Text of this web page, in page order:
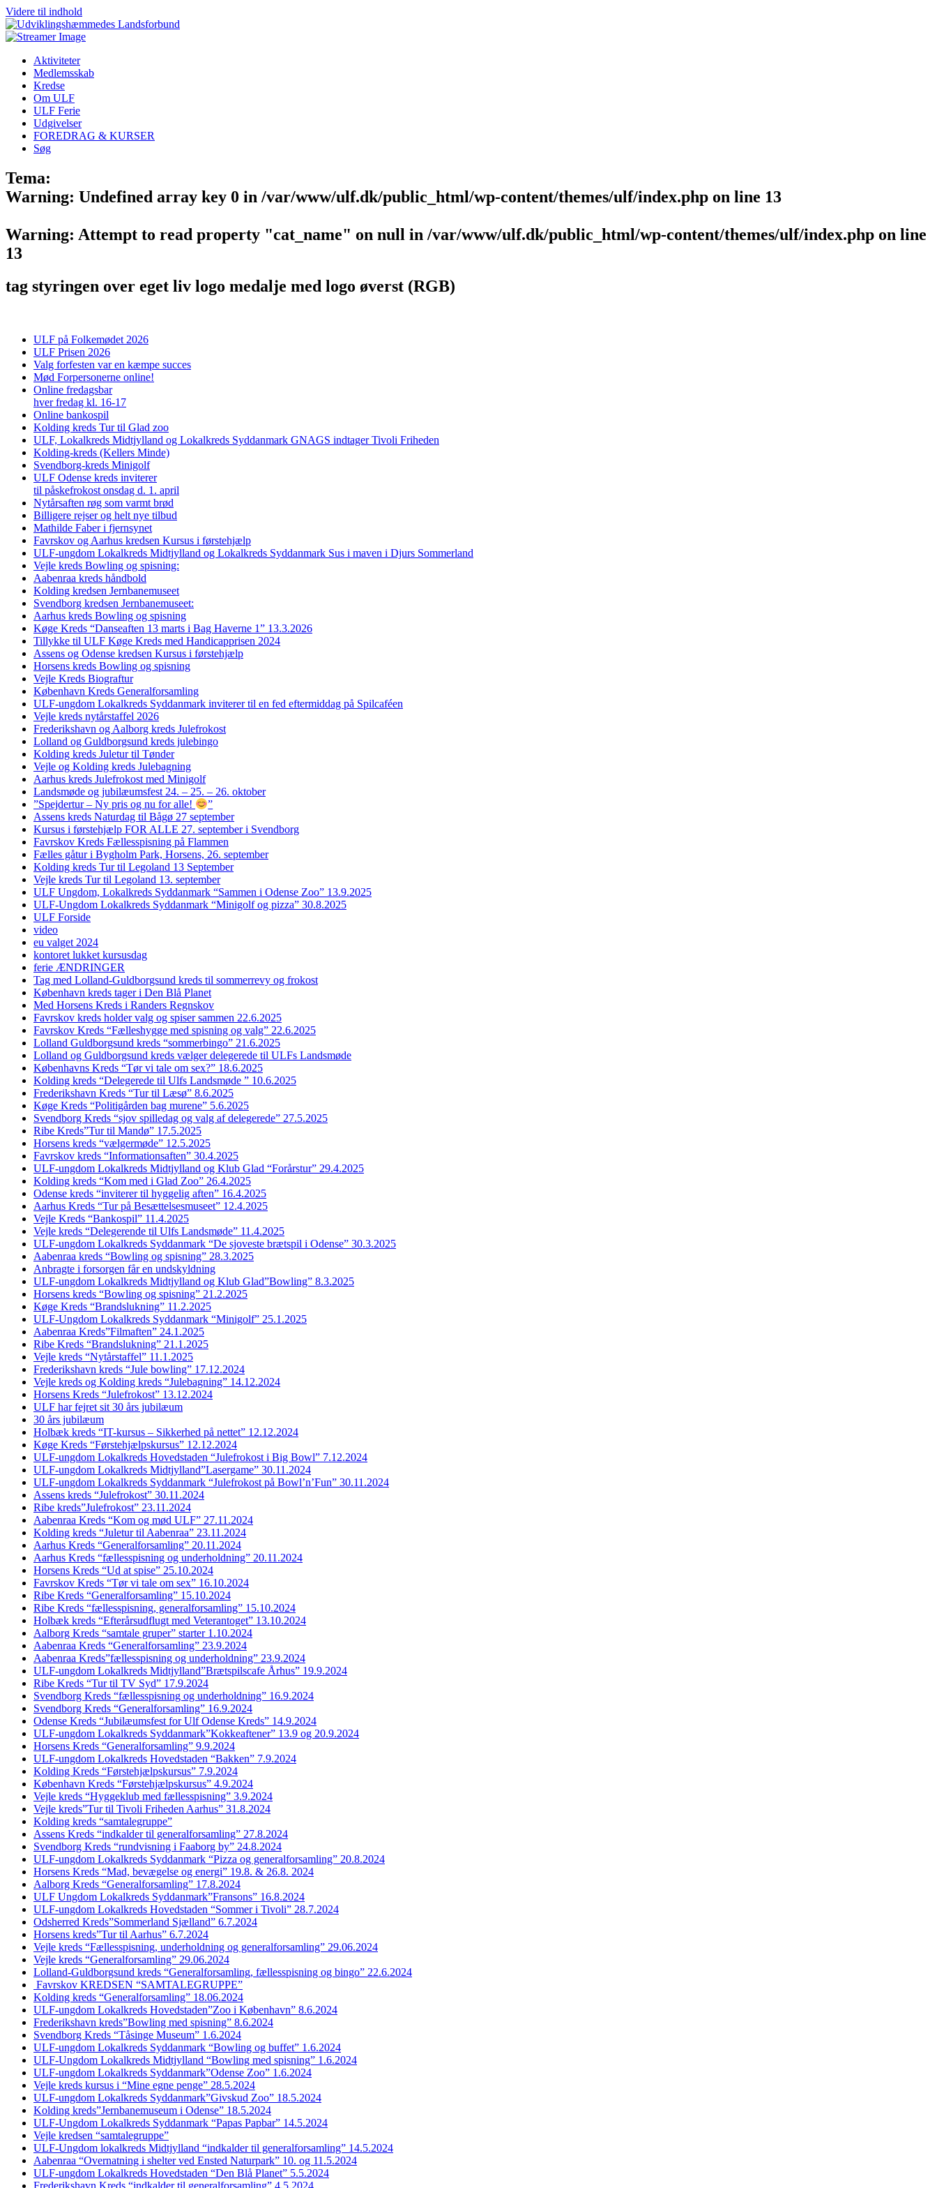
Videre til indhold
Aktiviteter
Medlemsskab
Kredse
Om ULF
ULF Ferie
Udgivelser
FOREDRAG & KURSER
Søg
Tema:
Warning: Undefined array key 0 in /var/www/ulf.dk/public_html/wp-content/themes/ulf/index.php on line 13
Warning: Attempt to read property "cat_name" on null in /var/www/ulf.dk/public_html/wp-content/themes/ulf/index.php on line
13
tag styringen over eget liv logo medalje med logo øverst (RGB)
ULF på Folkemødet 2026
ULF Prisen 2026
Valg forfesten var en kæmpe succes
Mød Forpersonerne online!
Online fredagsbar
hver fredag kl. 16-17
Online bankospil
Kolding kreds Tur til Glad zoo
ULF, Lokalkreds Midtjylland og Lokalkreds Syddanmark GNAGS indtager Tivoli Friheden
Kolding-kreds (Kellers Minde)
Svendborg-kreds Minigolf
ULF Odense kreds inviterer
til påskefrokost onsdag d. 1. april
Nytårsaften røg som varmt brød
Billigere rejser og helt nye tilbud
Mathilde Faber i fjernsynet
Favrskov og Aarhus kredsen Kursus i førstehjælp
ULF-ungdom Lokalkreds Midtjylland og Lokalkreds Syddanmark Sus i maven i Djurs Sommerland
Vejle kreds Bowling og spisning:
Aabenraa kreds håndbold
Kolding kredsen Jernbanemuseet
Svendborg kredsen Jernbanemuseet:
Aarhus kreds Bowling og spisning
Køge Kreds “Danseaften 13 marts i Bag Haverne 1” 13.3.2026
Tillykke til ULF Køge Kreds med Handicapprisen 2024
Assens og Odense kredsen Kursus i førstehjælp
Horsens kreds Bowling og spisning
Vejle Kreds Biograftur
København Kreds Generalforsamling
ULF-ungdom Lokalkreds Syddanmark inviterer til en fed eftermiddag på Spilcaféen
Vejle kreds nytårstaffel 2026
Frederikshavn og Aalborg kreds Julefrokost
Lolland og Guldborgsund kreds julebingo
Kolding kreds Juletur til Tønder
Vejle og Kolding kreds Julebagning
Aarhus kreds Julefrokost med Minigolf
Landsmøde og jubilæumsfest 24. – 25. – 26. oktober
”Spejdertur – Ny pris og nu for alle!
”
Assens kreds Naturdag til Bågø 27 september
Kursus i førstehjælp FOR ALLE 27. september i Svendborg
Favrskov Kreds Fællesspisning på Flammen
Fælles gåtur i Bygholm Park, Horsens, 26. september
Kolding kreds Tur til Legoland 13 September
Vejle kreds Tur til Legoland 13. september
ULF Ungdom, Lokalkreds Syddanmark “Sammen i Odense Zoo” 13.9.2025
ULF-Ungdom Lokalkreds Syddanmark “Minigolf og pizza” 30.8.2025
ULF Forside
video
eu valget 2024
kontoret lukket kursusdag
ferie ÆNDRINGER
Tag med Lolland-Guldborgsund kreds til sommerrevy og frokost
København kreds tager i Den Blå Planet
Med Horsens Kreds i Randers Regnskov
Favrskov kreds holder valg og spiser sammen 22.6.2025
Favrskov Kreds “Fælleshygge med spisning og valg” 22.6.2025
Lolland Guldborgsund kreds “sommerbingo” 21.6.2025
Lolland og Guldborgsund kreds vælger delegerede til ULFs Landsmøde
Københavns Kreds “Tør vi tale om sex?” 18.6.2025
Kolding kreds “Delegerede til Ulfs Landsmøde ” 10.6.2025
Frederikshavn Kreds “Tur til Læsø” 8.6.2025
Køge Kreds “Politigården bag murene” 5.6.2025
Svendborg Kreds “sjov spilledag og valg af delegerede” 27.5.2025
Ribe Kreds”Tur til Mandø” 17.5.2025
Horsens kreds “vælgermøde” 12.5.2025
Favrskov kreds “Informationsaften” 30.4.2025
ULF-ungdom Lokalkreds Midtjylland og Klub Glad “Forårstur” 29.4.2025
Kolding kreds “Kom med i Glad Zoo” 26.4.2025
Odense kreds “inviterer til hyggelig aften” 16.4.2025
Aarhus Kreds “Tur på Besættelsesmuseet” 12.4.2025
Vejle Kreds “Bankospil” 11.4.2025
Vejle kreds “Delegerende til Ulfs Landsmøde” 11.4.2025
ULF-ungdom Lokalkreds Syddanmark “De sjoveste brætspil i Odense” 30.3.2025
Aabenraa kreds “Bowling og spisning” 28.3.2025
Anbragte i forsorgen får en undskyldning
ULF-ungdom Lokalkreds Midtjylland og Klub Glad”Bowling” 8.3.2025
Horsens kreds “Bowling og spisning” 21.2.2025
Køge Kreds “Brandslukning” 11.2.2025
ULF-Ungdom Lokalkreds Syddanmark “Minigolf” 25.1.2025
Aabenraa Kreds”Filmaften” 24.1.2025
Ribe Kreds “Brandslukning” 21.1.2025
Vejle kreds “Nytårstaffel” 11.1.2025
Frederikshavn kreds “Jule bowling” 17.12.2024
Vejle kreds og Kolding kreds “Julebagning” 14.12.2024
Horsens Kreds “Julefrokost” 13.12.2024
ULF har fejret sit 30 års jubilæum
30 års jubilæum
Holbæk kreds “IT-kursus – Sikkerhed på nettet” 12.12.2024
Køge Kreds “Førstehjælpskursus” 12.12.2024
ULF-ungdom Lokalkreds Hovedstaden “Julefrokost i Big Bowl” 7.12.2024
ULF-ungdom Lokalkreds Midtjylland”Lasergame” 30.11.2024
ULF-ungdom Lokalkreds Syddanmark “Julefrokost på Bowl’n’Fun” 30.11.2024
Assens kreds “Julefrokost” 30.11.2024
Ribe kreds”Julefrokost” 23.11.2024
Aabenraa Kreds “Kom og mød ULF” 27.11.2024
Kolding kreds “Juletur til Aabenraa” 23.11.2024
Aarhus Kreds “Generalforsamling” 20.11.2024
Aarhus Kreds “fællesspisning og underholdning” 20.11.2024
Horsens Kreds “Ud at spise” 25.10.2024
Favrskov Kreds “Tør vi tale om sex” 16.10.2024
Ribe Kreds “Generalforsamling” 15.10.2024
Ribe Kreds “fællesspisning, generalforsamling” 15.10.2024
Holbæk kreds “Efterårsudflugt med Veterantoget” 13.10.2024
Aalborg Kreds “samtale gruper” starter 1.10.2024
Aabenraa Kreds “Generalforsamling” 23.9.2024
Aabenraa Kreds”fællesspisning og underholdning” 23.9.2024
ULF-ungdom Lokalkreds Midtjylland”Brætspilscafe Århus” 19.9.2024
Ribe Kreds “Tur til TV Syd” 17.9.2024
Svendborg Kreds “fællesspisning og underholdning” 16.9.2024
Svendborg Kreds “Generalforsamling” 16.9.2024
Odense Kreds “Jubilæumsfest for Ulf Odense Kreds” 14.9.2024
ULF-ungdom Lokalkreds Syddanmark”Kokkeaftener” 13.9 og 20.9.2024
Horsens Kreds “Generalforsamling” 9.9.2024
ULF-ungdom Lokalkreds Hovedstaden “Bakken” 7.9.2024
Kolding Kreds “Førstehjælpskursus” 7.9.2024
København Kreds “Førstehjælpskursus” 4.9.2024
Vejle kreds “Hyggeklub med fællesspisning” 3.9.2024
Vejle kreds”Tur til Tivoli Friheden Aarhus” 31.8.2024
Kolding kreds “samtalegruppe”
Assens Kreds “indkalder til generalforsamling” 27.8.2024
Svendborg Kreds “rundvisning i Faaborg by” 24.8.2024
ULF-ungdom Lokalkreds Syddanmark “Pizza og generalforsamling” 20.8.2024
Horsens Kreds “Mad, bevægelse og energi” 19.8. & 26.8. 2024
Aalborg Kreds “Generalforsamling” 17.8.2024
ULF Ungdom Lokalkreds Syddanmark”Fransons” 16.8.2024
ULF-ungdom Lokalkreds Hovedstaden “Sommer i Tivoli” 28.7.2024
Odsherred Kreds”Sommerland Sjælland” 6.7.2024
Horsens kreds”Tur til Aarhus” 6.7.2024
Vejle kreds “Fællesspisning, underholdning og generalforsamling” 29.06.2024
Vejle kreds “Generalforsamling” 29.06.2024
Lolland-Guldborgsund kreds “Generalforsamling, fællesspisning og bingo” 22.6.2024
Favrskov KREDSEN “SAMTALEGRUPPE”
Kolding kreds “Generalforsamling” 18.06.2024
ULF-ungdom Lokalkreds Hovedstaden”Zoo i København” 8.6.2024
Frederikshavn kreds”Bowling med spisning” 8.6.2024
Svendborg Kreds “Tåsinge Museum” 1.6.2024
ULF-ungdom Lokalkreds Syddanmark “Bowling og buffet” 1.6.2024
ULF-Ungdom Lokalkreds Midtjylland “Bowling med spisning” 1.6.2024
ULF-ungdom Lokalkreds Syddanmark”Odense Zoo” 1.6.2024
Vejle kreds kursus i “Mine egne penge” 28.5.2024
ULF-ungdom Lokalkreds Syddanmark”Givskud Zoo” 18.5.2024
Kolding kreds”Jernbanemuseum i Odense” 18.5.2024
ULF-Ungdom Lokalkreds Syddanmark “Papas Papbar” 14.5.2024
Vejle kredsen “samtalegruppe”
ULF-Ungdom lokalkreds Midtjylland “indkalder til generalforsamling” 14.5.2024
Aabenraa “Overnatning i shelter ved Ensted Naturpark” 10. og 11.5.2024
ULF-ungdom Lokalkreds Hovedstaden “Den Blå Planet” 5.5.2024